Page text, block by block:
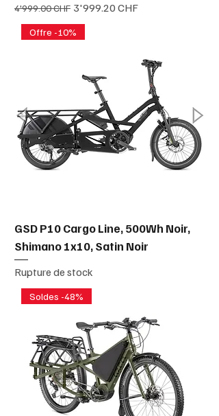
Prix original
4'999.00 CHF Prix promotionnel
3'999.20 CHF
Offre -10%
GSD P10 Cargo Line, 500Wh Noir,
Shimano 1x10, Satin Noir
Rupture de stock
Soldes -48%